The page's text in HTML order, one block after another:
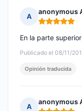
A
anonymous
Nota: 5 de 5
Publicado el 08/11/
En la parte superior
Opinión traducida
A
anonymous